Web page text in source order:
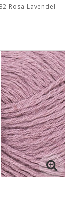
Rosa Lavendel -